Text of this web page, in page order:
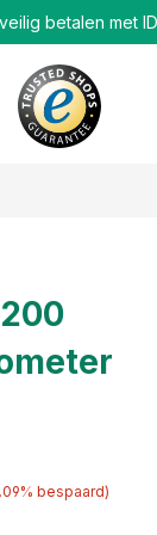
betalen met
bespaard)